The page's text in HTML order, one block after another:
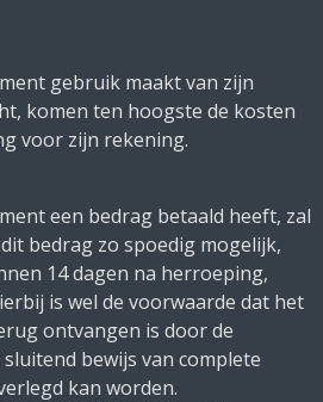
gebruik maakt van zijn
komen ten hoogste de kosten
voor zijn rekening.
een bedrag betaald heeft, zal
bedrag zo spoedig mogelijk,
14 dagen na herroeping,
is wel de voorwaarde dat het
ontvangen is door de
bewijs van complete
kan worden.